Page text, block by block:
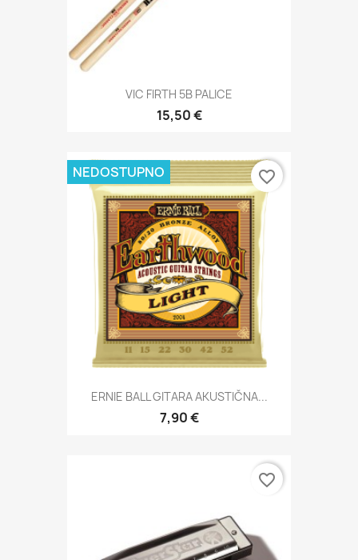
VIC FIRTH 5B PALICE
15,50 €
ERNIE BALL GITARA AKUSTIČNA...
7,90 €
NEDOSTUPNO favorite_border
favorite_border